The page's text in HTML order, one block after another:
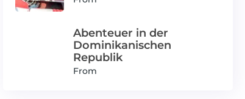
Abenteuer in der
Dominikanischen
Republik
From